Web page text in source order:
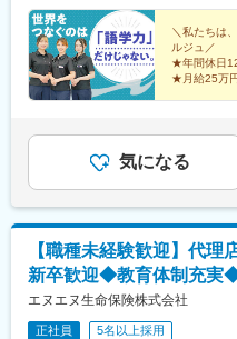
も可能。)
〇手当：居住地の変更を
給。
・転勤手当：4～12万円/
・借上社宅制度：約6～
・転勤一時金：30～50万
変動
○コース変更：入社後、
変更の範囲：会社の定め
向先の定める業務となりま
県福岡市）◎沖縄：那覇
当社サイトをご確認くださ
(東京メトロ)、内幸町駅、
駅、仙台駅、浅草駅(ＴＸ)
駅、大手町駅(東京都)、新
目駅、高輪ゲートウェイ駅
＼私たちは
ルジュ／
★年間休日
★月給25万
★入社祝い
気になる
【職種未経験歓迎】代
新卒歓迎◆教育体制充実
エヌエヌ生命保険株式会社
正社員 5名以上採用